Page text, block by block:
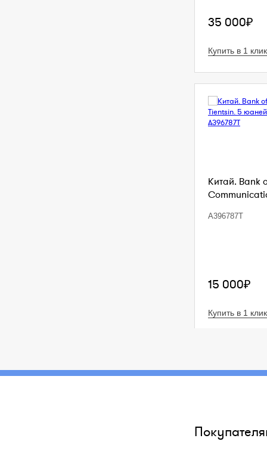
35 000₽
Купить в 1 клик
Китай. Bank
A396787T
15 000₽
Купить в 1 клик